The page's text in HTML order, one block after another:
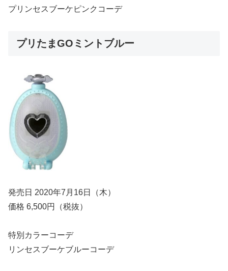
プリンセスブーケピンクコーデ
プリたまGOミントブルー
発売日 2020年7月16日（木）
価格 6,500円（税抜）
特別カラーコーデ
リンセスブーケブルーコーデ